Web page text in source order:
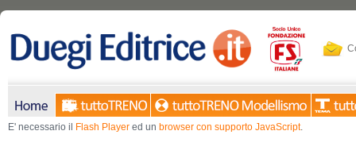
E' necessario il Flash Player ed un browser con supporto JavaScript.